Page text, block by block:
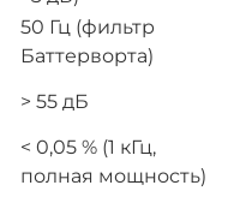
50 Гц (фильтр
Баттерворта)
> 55 дБ
< 0,05 % (1 кГц,
полная мощность)